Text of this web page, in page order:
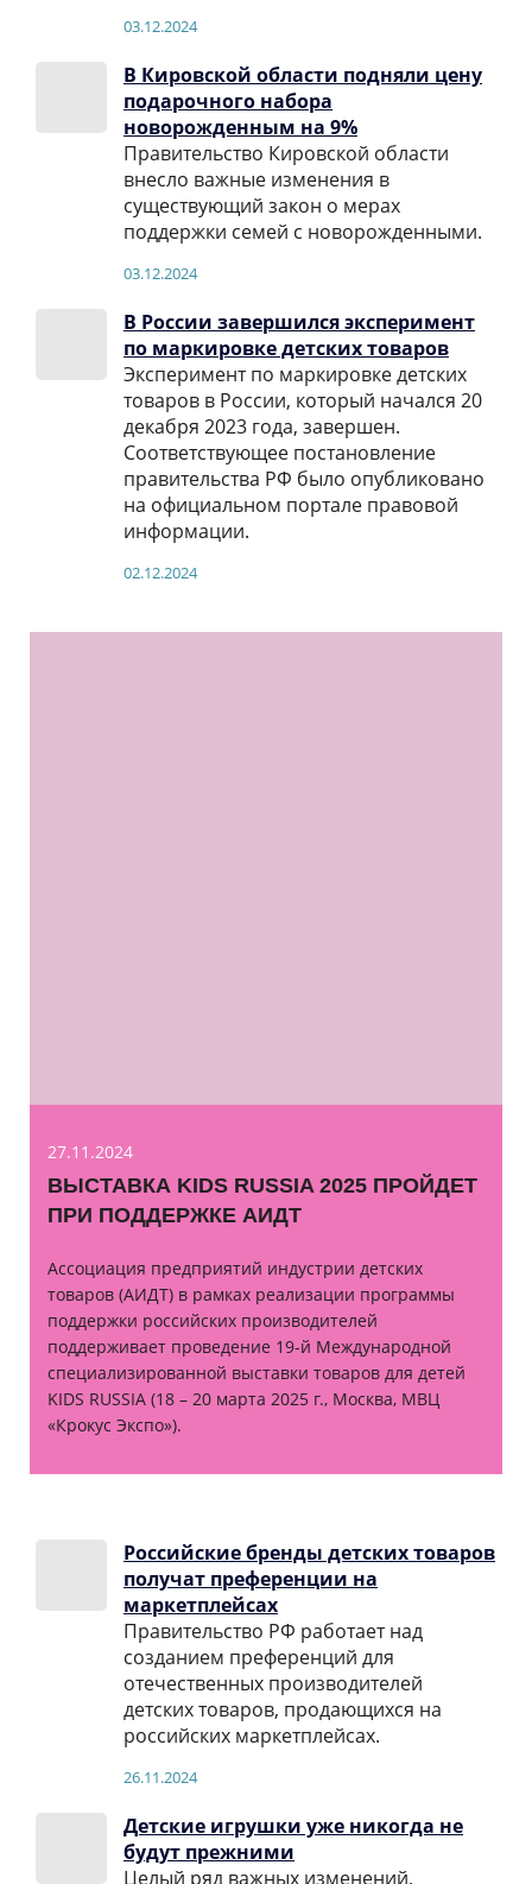
03.12.2024
В Кировской области подняли цену
подарочного набора
новорожденным на 9%
Правительство Кировской области
внесло важные изменения в
существующий закон о мерах
поддержки семей с новорожденными.
03.12.2024
В России завершился эксперимент
по маркировке детских товаров
Эксперимент по маркировке детских
товаров в России, который начался 20
декабря 2023 года, завершен.
Соответствующее постановление
правительства РФ было опубликовано
на официальном портале правовой
информации.
02.12.2024
27.11.2024
ВЫСТАВКА KIDS RUSSIA 2025 ПРОЙДЕТ
ПРИ ПОДДЕРЖКЕ АИДТ
Ассоциация предприятий индустрии детских
товаров (АИДТ) в рамках реализации программы
поддержки российских производителей
поддерживает проведение 19-й Международной
специализированной выставки товаров для детей
KIDS RUSSIA (18 – 20 марта 2025 г., Москва, МВЦ
«Крокус Экспо»).
Российские бренды детских товаров
получат преференции на
маркетплейсах
Правительство РФ работает над
созданием преференций для
отечественных производителей
детских товаров, продающихся на
российских маркетплейсах.
26.11.2024
Детские игрушки уже никогда не
будут прежними
Целый ряд важных изменений,